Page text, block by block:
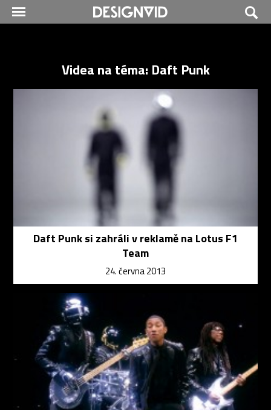
Videa na téma: Daft Punk
Daft Punk si zahráli v reklamě na Lotus F1
Team
24. června 2013